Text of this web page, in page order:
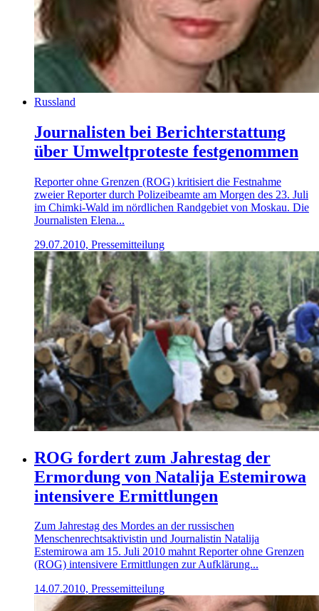
Russland
Journalisten bei Berichterstattung
über Umweltproteste festgenommen
Reporter ohne Grenzen (ROG) kritisiert die Festnahme
zweier Reporter durch Polizeibeamte am Morgen des 23. Juli
im Chimki-Wald im nördlichen Randgebiet von Moskau. Die
Journalisten Elena...
29.07.2010, Pressemitteilung
ROG fordert zum Jahrestag der
Ermordung von Natalija Estemirowa
intensivere Ermittlungen
Zum Jahrestag des Mordes an der russischen
Menschenrechtsaktivistin und Journalistin Natalija
Estemirowa am 15. Juli 2010 mahnt Reporter ohne Grenzen
(ROG) intensivere Ermittlungen zur Aufklärung...
14.07.2010, Pressemitteilung